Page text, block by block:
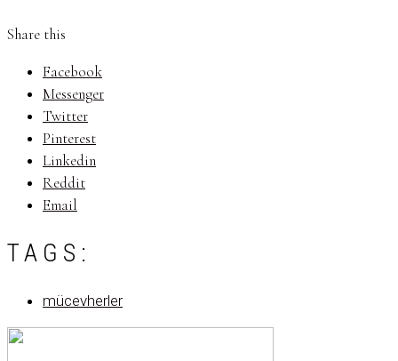
Share this
Facebook
Messenger
Twitter
Pinterest
Linkedin
Reddit
Email
TAGS:
mücevherler